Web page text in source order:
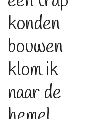
konden
bouwen
klom ik
naar de